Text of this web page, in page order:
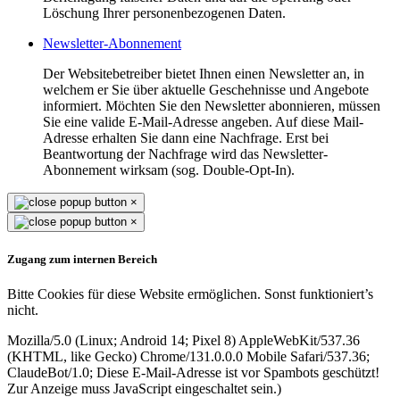
Löschung Ihrer personenbezogenen Daten.
Newsletter-Abonnement
Der Websitebetreiber bietet Ihnen einen Newsletter an, in
welchem er Sie über aktuelle Geschehnisse und Angebote
informiert. Möchten Sie den Newsletter abonnieren, müssen
Sie eine valide E-Mail-Adresse angeben. Auf diese Mail-
Adresse erhalten Sie dann eine Nachfrage. Erst bei
Beantwortung der Nachfrage wird das Newsletter-
Abonnement wirksam (sog. Double-Opt-In).
×
×
Zugang zum internen Bereich
Bitte Cookies für diese Website ermöglichen. Sonst funktioniert’s
nicht.
Mozilla/5.0 (Linux; Android 14; Pixel 8) AppleWebKit/537.36
(KHTML, like Gecko) Chrome/131.0.0.0 Mobile Safari/537.36;
ClaudeBot/1.0; Diese E-Mail-Adresse ist vor Spambots geschützt!
Zur Anzeige muss JavaScript eingeschaltet sein.)